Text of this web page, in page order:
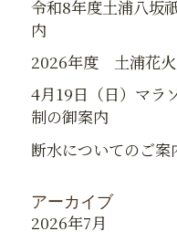
令和8年度土浦八坂
内
2026年度 土浦花火
4月19日（日）マラ
制の御案内
断水についてのご案
アーカイブ
2026年7月